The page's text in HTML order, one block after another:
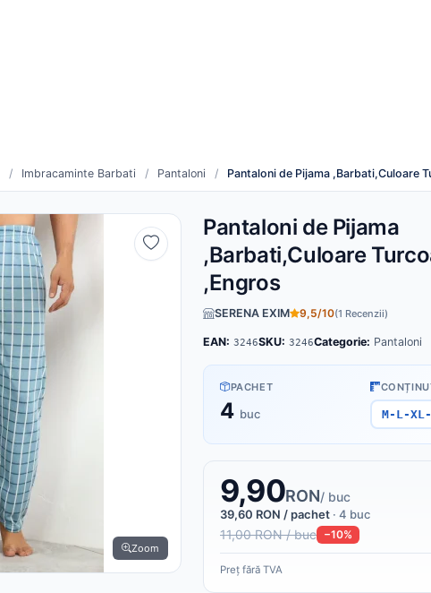
/ Imbracaminte Barbati / Pantaloni / Pantaloni de Pijama ,Barbati,Culoare
Zoom
Pantaloni de Pijama
,Barbati,Culoare
,Engros
SERENA EXIM 9,5/10(1 Recenzii)
EAN: 3246SKU: 3246Categorie: Pantaloni
PACHET
4 buc M-L-XL-
9,90RON/ buc
39,60 RON / pachet · 4 buc
11,00 RON / buc −10%
Preț fără TVA